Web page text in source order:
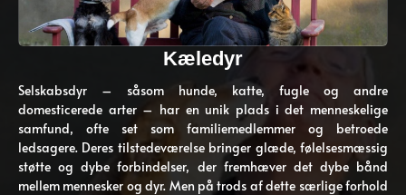
Kæledyr
Selskabsdyr – såsom hunde, katte, fugle og andre
domesticerede arter – har en unik plads i det menneskelige
samfund, ofte set som familiemedlemmer og betroede
ledsagere. Deres tilstedeværelse bringer glæde, følelsesmæssig
støtte og dybe forbindelser, der fremhæver det dybe bånd
mellem mennesker og dyr. Men på trods af dette særlige forhold